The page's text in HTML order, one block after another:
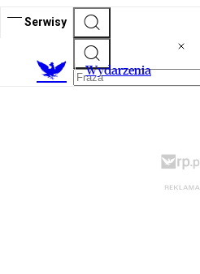
Serwisy
Wydarzenia